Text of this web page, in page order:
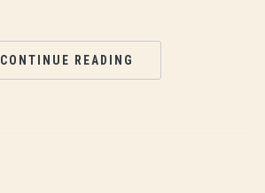
CONTINUE READING